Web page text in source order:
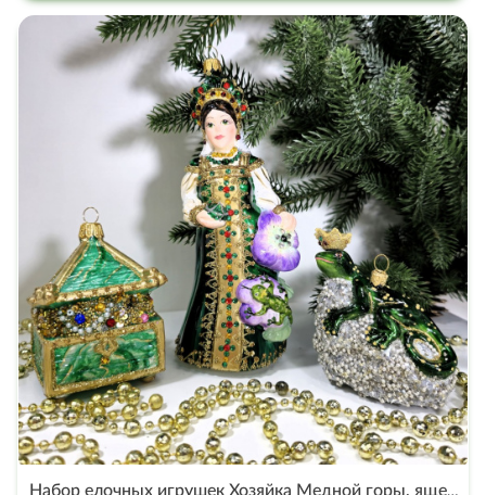
Набор елочных игрушек Хозяйка Медной горы, ящерица в короне и малахитовая шкатулка